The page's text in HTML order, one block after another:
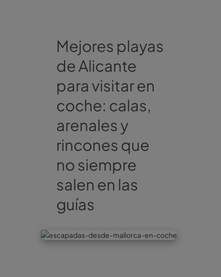
Mejores playas
de Alicante
para visitar en
coche: calas,
arenales y
rincones que
no siempre
salen en las
guías